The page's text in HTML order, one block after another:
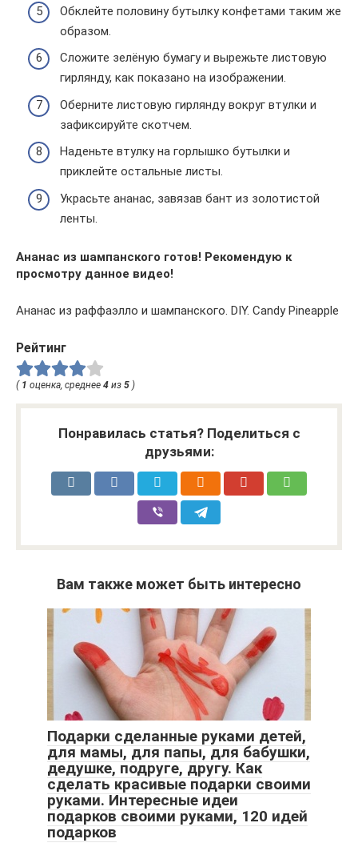
Обклейте половину бутылку конфетами таким же
образом.
Сложите зелёную бумагу и вырежьте листовую
гирлянду, как показано на изображении.
Оберните листовую гирлянду вокруг втулки и
зафиксируйте скотчем.
Наденьте втулку на горлышко бутылки и
приклейте остальные листы.
Украсьте ананас, завязав бант из золотистой
ленты.
Ананас из шампанского готов! Рекомендую к
просмотру данное видео!
Ананас из раффаэлло и шампанского. DIY. Candy Pineapple
Рейтинг
( 1 оценка, среднее 4 из 5 )
Понравилась статья? Поделиться с
друзьями:
Вам также может быть интересно
Подарки сделанные руками детей,
для мамы, для папы, для бабушки,
дедушке, подруге, другу. Как
сделать красивые подарки своими
руками. Интересные идеи
подарков своими руками, 120 идей
подарков